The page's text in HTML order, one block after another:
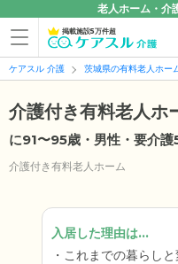
老人ホーム・介
掲載施設5万件超
ケアスル 介護 茨城県の有料老人ホー
介護付き有料老人ホ
に91〜95歳・男性・要介
介護付き有料老人ホーム
入居した理由は...
これまでの暮らし